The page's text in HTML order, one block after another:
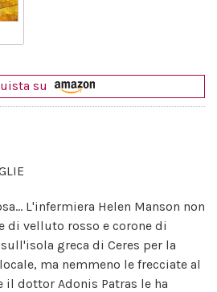
su
L'infermiera Helen Manson non
di velluto rosso e corone di
greca di Ceres per la
ma nemmeno le frecciate al
il dottor Adonis Patras le ha